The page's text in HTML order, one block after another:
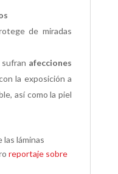
de miradas
afecciones
la exposición a
así como la piel
las láminas
reportaje sobre